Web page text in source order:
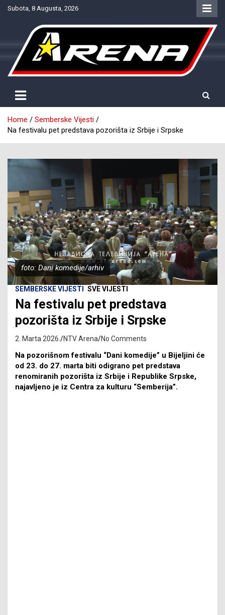
SkipSubota, 8 Augusta, 2026
NTV Arena
Home
Semberske Vijesti
Na festivalu pet predstava pozorišta iz Srbije i Srpske
foto: Dani komedije/arhiv
SEMBERSKE VIJESTI SVE VIJESTI
Na festivalu pet predstava
pozorišta iz Srbije i Srpske
2. Marta 2026. NTV Arena No Comments
Na pozorišnom festivalu “Dani komedije” u Bijeljini će
od 23. do 27. marta biti odigrano pet predstava
renomiranih pozorišta iz Srbije i Republike Srpske,
najavljeno je iz Centra za kulturu “Semberija”.